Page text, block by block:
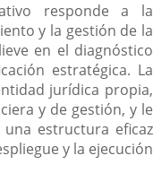
responde a la
y la gestión de la
en el diagnóstico
estratégica. La
jurídica propia,
y de gestión, y le
estructura eficaz
y la ejecución